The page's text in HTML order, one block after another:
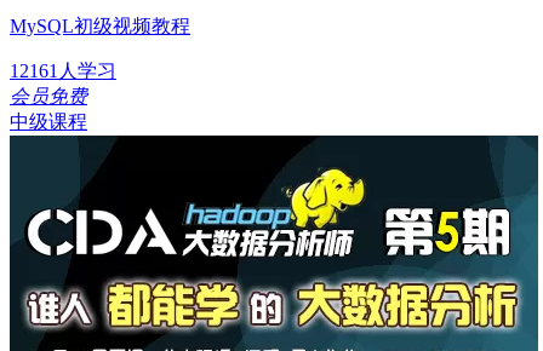
MySQL初级视频教程
12161人学习
会员免费
中级课程